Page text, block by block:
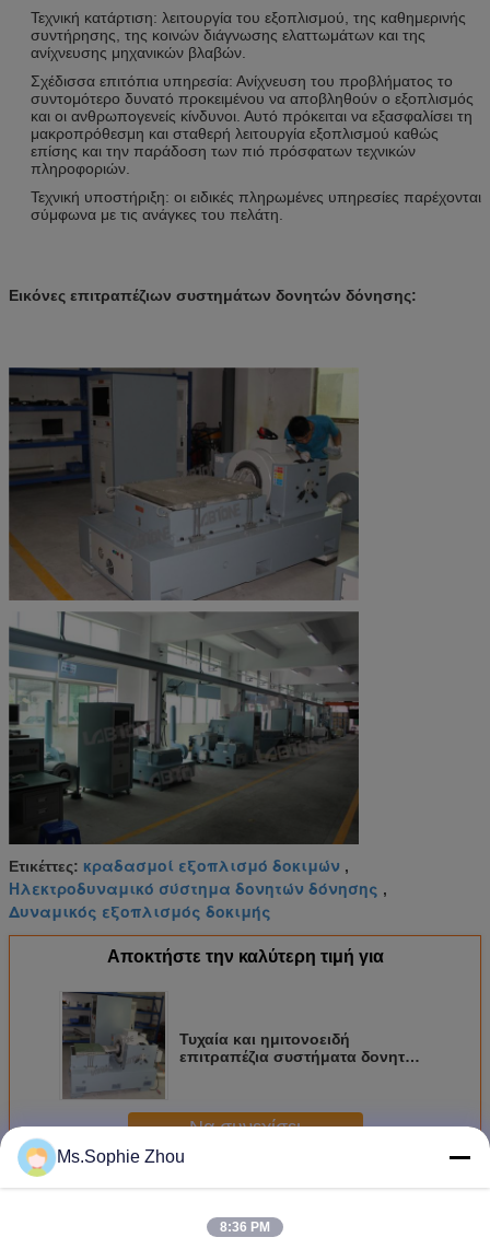
Τεχνική κατάρτιση: λειτουργία του εξοπλισμού, της καθημερινής
συντήρησης, της κοινών διάγνωσης ελαττωμάτων και της
ανίχνευσης μηχανικών βλαβών.
Σχέδισσα επιτόπια υπηρεσία: Ανίχνευση του προβλήματος το
συντομότερο δυνατό προκειμένου να αποβληθούν ο εξοπλισμός
και οι ανθρωπογενείς κίνδυνοι. Αυτό πρόκειται να εξασφαλίσει τη
μακροπρόθεσμη και σταθερή λειτουργία εξοπλισμού καθώς
επίσης και την παράδοση των πιό πρόσφατων τεχνικών
πληροφοριών.
Τεχνική υποστήριξη: οι ειδικές πληρωμένες υπηρεσίες παρέχονται
σύμφωνα με τις ανάγκες του πελάτη.
Εικόνες επιτραπέζιων συστημάτων δονητών δόνησης:
Ετικέττες: κραδασμοί εξοπλισμό δοκιμών ,
Ηλεκτροδυναμικό σύστημα δονητών δόνησης ,
Δυναμικός εξοπλισμός δοκιμής
Αποκτήστε την καλύτερη τιμή για
Τυχαία και ημιτονοειδή
επιτραπέζια συστήματα δονητών
Να συνεχίσει
ΠερισσότεροιΗλεκτροδυναμικός δονητής δόνησης
Ms.Sophie Zhou
8:36 PM